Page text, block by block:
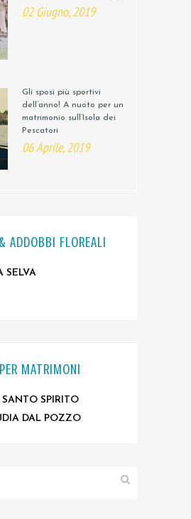
02 Giugno, 2019
Gli sposi più sportivi
dell’anno! A nuoto per un
matrimonio sull’Isola dei
Pescatori
06 Aprile, 2019
ADDOBBI FLOREALI
SELVA
MATRIMONI
SPIRITO
DAL POZZO